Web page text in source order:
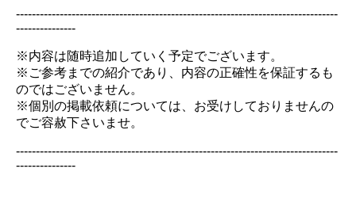
---------------------------------------------------------------------------------
---------------
※内容は随時追加していく予定でございます。
※ご参考までの紹介であり、内容の正確性を保証するも
のではございません。
※個別の掲載依頼については、お受けしておりませんの
でご容赦下さいませ。
---------------------------------------------------------------------------------
---------------